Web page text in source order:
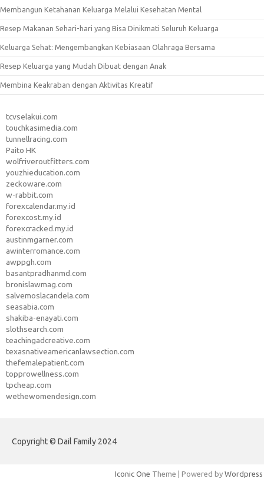
Membangun Ketahanan Keluarga Melalui Kesehatan Mental
Resep Makanan Sehari-hari yang Bisa Dinikmati Seluruh Keluarga
Keluarga Sehat: Mengembangkan Kebiasaan Olahraga Bersama
Resep Keluarga yang Mudah Dibuat dengan Anak
Membina Keakraban dengan Aktivitas Kreatif
tcvselakui.com
touchkasimedia.com
tunnellracing.com
Paito HK
wolfriveroutfitters.com
youzhieducation.com
zeckoware.com
w-rabbit.com
forexcalendar.my.id
forexcost.my.id
forexcracked.my.id
austinmgarner.com
awinterromance.com
awppgh.com
basantpradhanmd.com
bronislawmag.com
salvemoslacandela.com
seasabia.com
shakiba-enayati.com
slothsearch.com
teachingadcreative.com
texasnativeamericanlawsection.com
thefemalepatient.com
topprowellness.com
tpcheap.com
wethewomendesign.com
Copyright © Dail Family 2024
Iconic One Theme | Powered by Wordpress